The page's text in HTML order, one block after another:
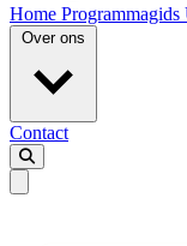
Home Programmagids
Over ons
Contact